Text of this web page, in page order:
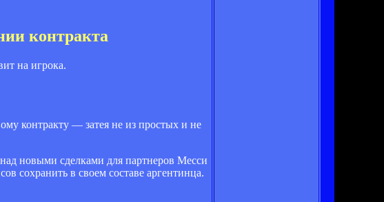
контракта
на игрока.
контракту — затея не из простых и не
новыми сделками для партнеров Месси
сохранить в своем составе аргентинца.